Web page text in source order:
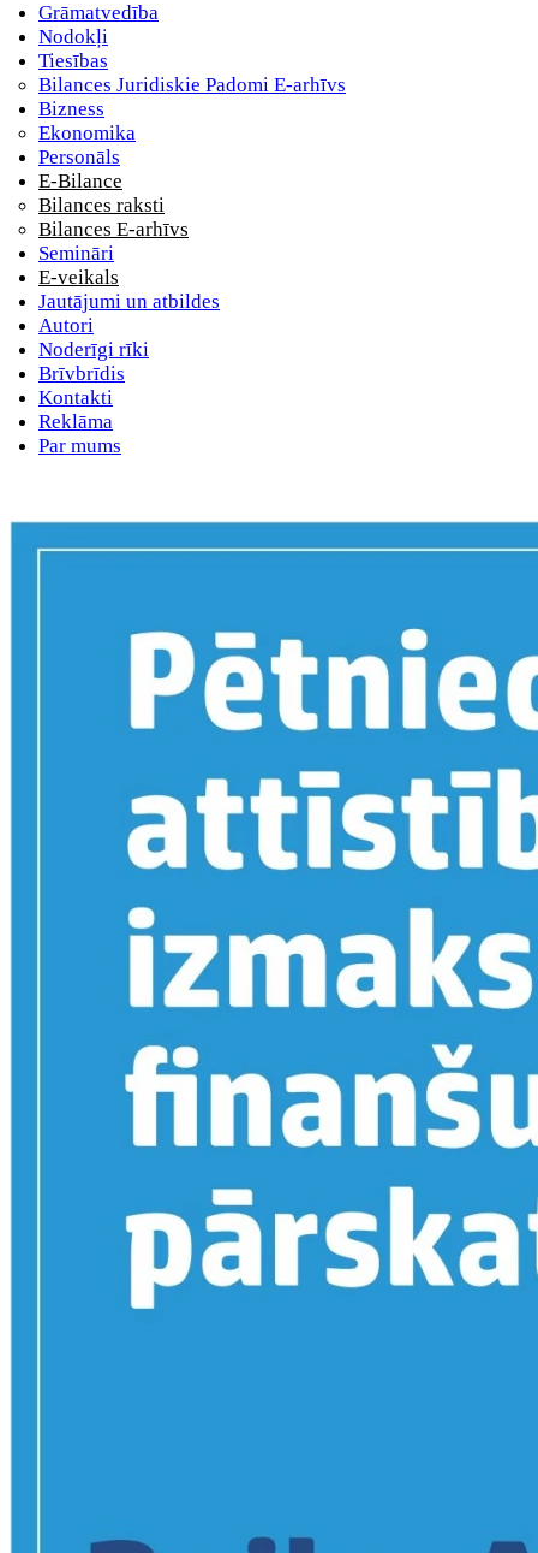
Grāmatvedība
Nodokļi
Tiesības
Bilances Juridiskie Padomi E-arhīvs
Bizness
Ekonomika
Personāls
E-Bilance
Bilances raksti
Bilances E-arhīvs
Semināri
E-veikals
Jautājumi un atbildes
Autori
Noderīgi rīki
Brīvbrīdis
Kontakti
Reklāma
Par mums